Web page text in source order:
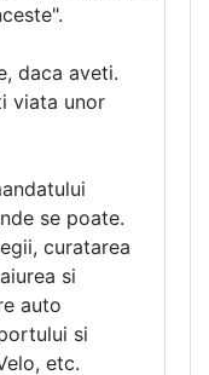
daca aveti.
viata unor
se poate.
curatarea
si
auto
si
etc.